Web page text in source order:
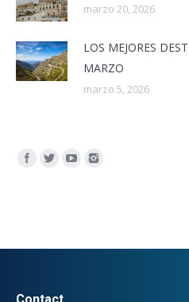
marzo 20, 2026
LOS MEJORES
MARZO
marzo 5, 2026
Encuéntranos en: